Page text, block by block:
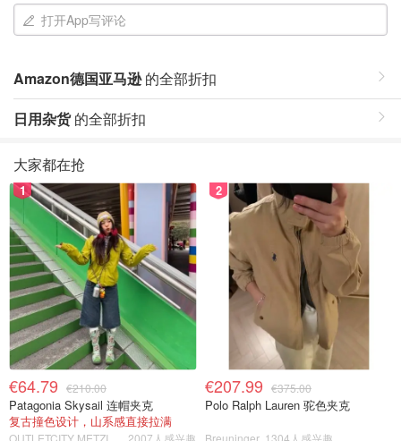
打开App写评论
Amazon德国亚马逊的全部折扣
日用杂货的全部折扣
大家都在抢
1
€64.79 €210.00
Patagonia Skysail 连帽夹克
复古撞色设计，山系感直接拉满
2007人感兴趣
2
€207.99 €375.00
Polo Ralph Lauren 驼色夹克
Breuninger 1304人感兴趣